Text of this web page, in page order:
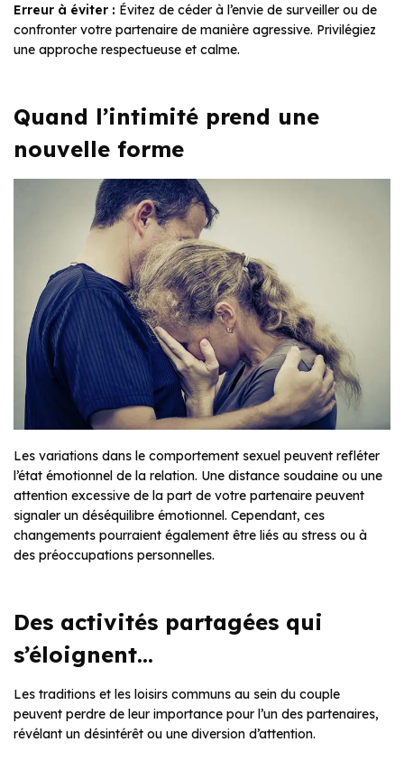
Erreur à éviter : Évitez de céder à l’envie de surveiller ou de
confronter votre partenaire de manière agressive. Privilégiez
une approche respectueuse et calme.
Quand l’intimité prend une
nouvelle forme
Les variations dans le comportement sexuel peuvent refléter
l’état émotionnel de la relation. Une distance soudaine ou une
attention excessive de la part de votre partenaire peuvent
signaler un déséquilibre émotionnel. Cependant, ces
changements pourraient également être liés au stress ou à
des préoccupations personnelles.
Des activités partagées qui
s’éloignent…
Les traditions et les loisirs communs au sein du couple
peuvent perdre de leur importance pour l’un des partenaires,
révélant un désintérêt ou une diversion d’attention.